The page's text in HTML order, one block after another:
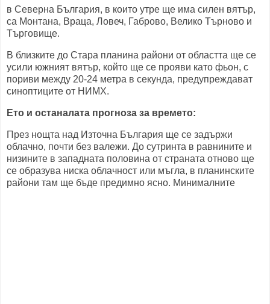
в Северна България, в които утре ще има силен вятър,
са Монтана, Враца, Ловеч, Габрово, Велико Търново и
Търговище.
В близките до Стара планина райони от областта ще се
усили южният вятър, който ще се прояви като фьон, с
пориви между 20-24 метра в секунда, предупреждават
синоптиците от НИМХ.
Ето и останалата прогноза за времето:
През нощта над Източна България ще се задържи
облачно, почти без валежи. До сутринта в равнините и
низините в западната половина от страната отново ще
се образува ниска облачност или мъгла, в планинските
райони там ще бъде предимно ясно. Минималните